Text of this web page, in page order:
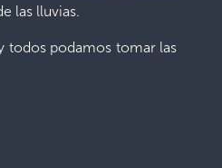
las lluvias.
todos podamos tomar las